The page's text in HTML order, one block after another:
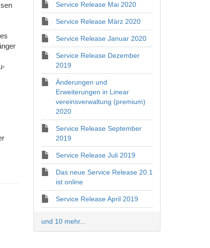
Service Release Mai 2020
Service Release März 2020
Service Release Januar 2020
Service Release Dezember
2019
Änderungen und
Erweiterungen in Linear
vereinsverwaltung (premium)
2020
Service Release September
2019
Service Release Juli 2019
Das neue Service Release 20.1
ist online
Service Release April 2019
und 10 mehr...